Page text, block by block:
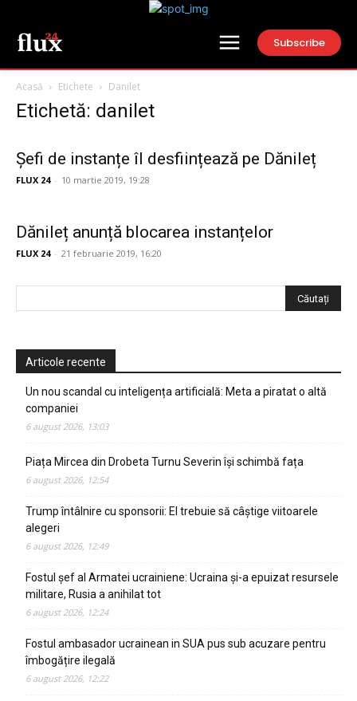
Subscribe
Acasă Etichete Danilet
Etichetă: danilet
Șefi de instanțe îl desființează pe Dănileț
FLUX 24 - 10 martie 2019, 19:28
Dănileț anunță blocarea instanțelor
FLUX 24 - 21 februarie 2019, 16:20
Articole recente
Un nou scandal cu inteligența artificială: Meta a piratat o altă
companiei
6 august 2026, 13:03
Piața Mircea din Drobeta Turnu Severin își schimbă fața
6 august 2026, 12:54
Trump întâlnire cu sponsorii: El trebuie să câștige viitoarele
alegeri
6 august 2026, 12:49
Fostul șef al Armatei ucrainiene: Ucraina și-a epuizat resursele
militare, Rusia a anihilat tot
6 august 2026, 12:24
Fostul ambasador ucrainean in SUA pus sub acuzare pentru
îmbogățire ilegală
6 august 2026, 12:22